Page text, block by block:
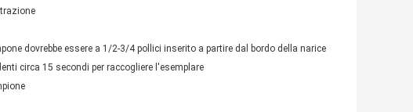
dovrebbe essere a 1/2-3/4 pollici inserito a partire dal bordo della narice
circa 15 secondi per raccogliere l'esemplare